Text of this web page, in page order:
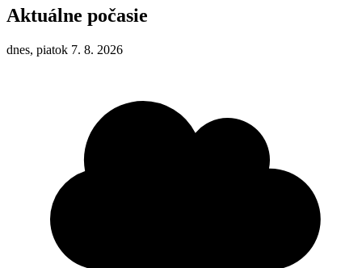
Aktuálne počasie
dnes, piatok 7. 8. 2026